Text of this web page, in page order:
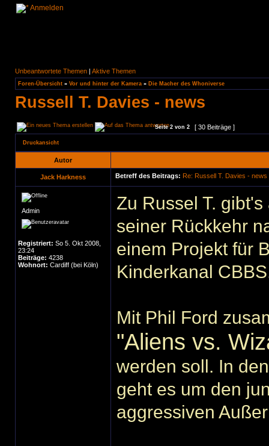
Anmelden
Unbeantwortete Themen | Aktive Themen
Foren-Übersicht » Vor und hinter der Kamera » Die Macher des Whoniverse
Russell T. Davies - news
Seite2 von 2 [ 30 Beiträge ]
Druckansicht
Autor
Jack Harkness Betreff des Beitrags: Re: Russell T. Davies - news
Admin
Registriert: So 5. Okt 2008,
23:24
Beiträge: 4238
Wohnort: Cardiff (bei Köln)
Zu Russel T.
seiner Rückkehr
einem Projekt für
Kinderkanal
Mit Phil Ford
"Aliens vs.
werden soll. In
geht es um den
aggressiven